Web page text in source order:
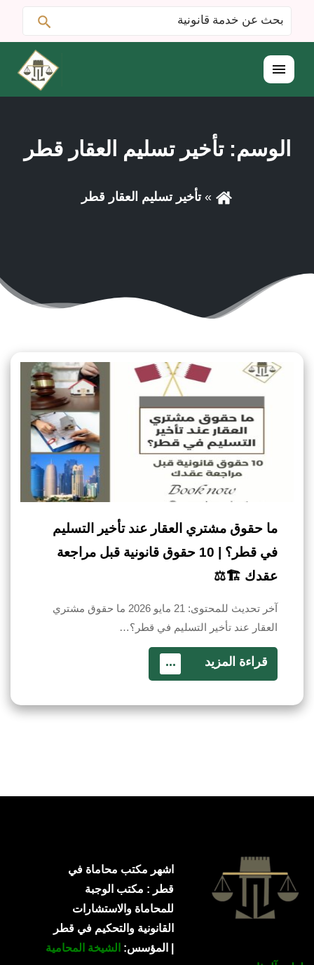
البحث
عن:
القائمة
الوسم:تأخير تسليم العقار قطر
تأخير تسليم العقار قطر
ما حقوق مشتري العقار عند تأخير التسليم
في قطر؟ | 10 حقوق قانونية قبل مراجعة
عقدك 🏗️⚖️
آخر تحديث للمحتوى: 21 مايو 2026 ما حقوق مشتري
العقار عند تأخير التسليم في قطر؟…
قراءة المزيد ...
اشهر مكتب محاماة في
قطر : مكتب الوجبة
للمحاماة والاستشارات
القانونية والتحكيم في قطر
| المؤسس: الشيخة المحامية